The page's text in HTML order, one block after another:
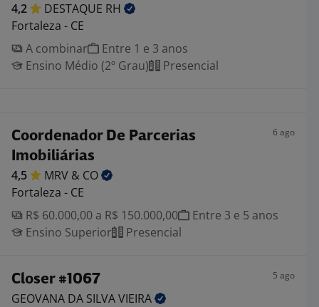
4,2 DESTAQUE RH
Fortaleza - CE
A combinar
Entre 1 e 3 anos
Ensino Médio (2º Grau)
Presencial
Coordenador De Parcerias
Imobiliárias
6 ago
4,5 MRV & CO
Fortaleza - CE
R$ 60.000,00 a R$ 150.000,00
Entre 3 e 5 anos
Ensino Superior
Presencial
Closer #1067 5 ago
GEOVANA DA SILVAVIEIRA